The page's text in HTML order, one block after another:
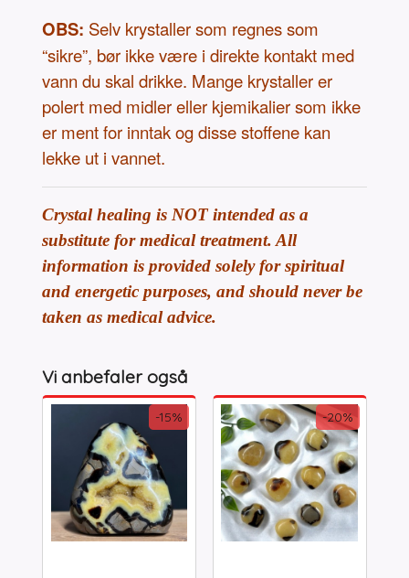
OBS: Selv krystaller som regnes som
“sikre”, bør ikke være i direkte kontakt med
vann du skal drikke. Mange krystaller er
polert med midler eller kjemikalier som ikke
er ment for inntak og disse stoffene kan
lekke ut i vannet.
Crystal healing is NOT intended as a
substitute for medical treatment. All
information is provided solely for spiritual
and energetic purposes, and should never be
taken as medical advice.
Vi anbefaler også
-15% -20%